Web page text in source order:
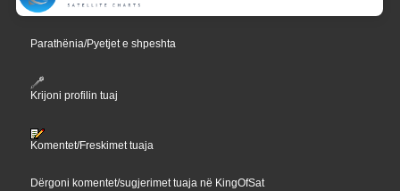
Parathënia/Pyetjet e shpeshta
Krijoni profilin tuaj
Komentet/Freskimet tuaja
Dërgoni komentet/sugjerimet tuaja në KingOfSat